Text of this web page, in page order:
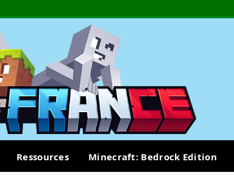
Ressources Minecraft: Bedrock Edition